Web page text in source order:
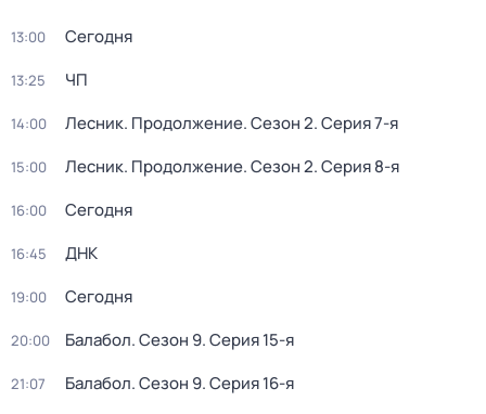
13:00 Сегодня
13:25 ЧП
14:00 Лесник. Продолжение. Сезон 2. Серия 7-я
15:00 Лесник. Продолжение. Сезон 2. Серия 8-я
16:00 Сегодня
16:45 ДНК
19:00 Сегодня
20:00 Балабол. Сезон 9. Серия 15-я
21:07 Балабол. Сезон 9. Серия 16-я